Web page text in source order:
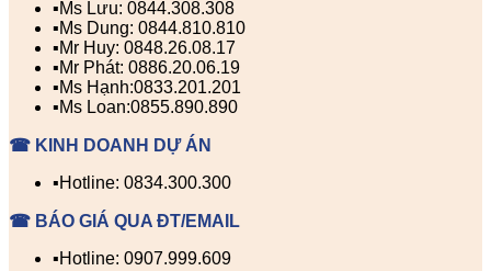
▪️Ms Lưu: 0844.308.308
▪️Ms Dung: 0844.810.810
▪️Mr Huy: 0848.26.08.17
▪️Mr Phát: 0886.20.06.19
▪️Ms Hạnh:0833.201.201
▪️Ms Loan:0855.890.890
☎ KINH DOANH DỰ ÁN
▪️Hotline: 0834.300.300
☎ BÁO GIÁ QUA ĐT/EMAIL
▪️Hotline: 0907.999.609